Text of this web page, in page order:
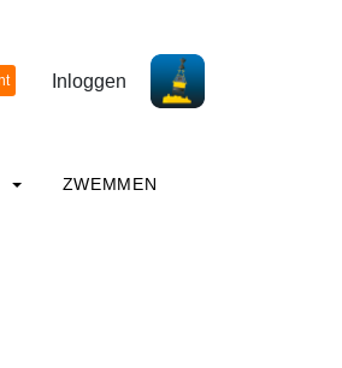
Inloggen
ZWEMMEN